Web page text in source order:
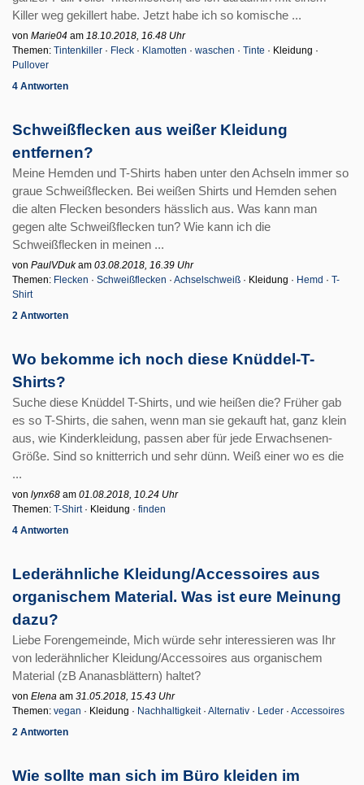
Killer weg gekillert habe. Jetzt habe ich so komische ...
von Marie04 am 18.10.2018, 16.48 Uhr
Themen: Tintenkiller · Fleck · Klamotten · waschen · Tinte · Kleidung ·
Pullover
4 Antworten
Schweißflecken aus weißer Kleidung
entfernen?
Meine Hemden und T-Shirts haben unter den Achseln immer so
graue Schweißflecken. Bei weißen Shirts und Hemden sehen
die alten Flecken besonders hässlich aus. Was kann man
gegen alte Schweißflecken tun? Wie kann ich die
Schweißflecken in meinen ...
von PaulVDukam 03.08.2018, 16.39 Uhr
Themen: Flecken · Schweißflecken · Achselschweiß · Kleidung · Hemd · T-
Shirt
2 Antworten
Wo bekomme ich noch diese Knüddel-T-
Shirts?
Suche diese Knüddel T-Shirts, und wie heißen die? Früher gab
es so T-Shirts, die sahen, wenn man sie gekauft hat, ganz klein
aus, wie Kinderkleidung, passen aber für jede Erwachsenen-
Größe. Sind so knitterrich und sehr dünn. Weiß einer wo es die
...
von lynx68 am 01.08.2018, 10.24 Uhr
Themen: T-Shirt· Kleidung · finden
4 Antworten
Lederähnliche Kleidung/Accessoires aus
organischem Material. Was ist eure Meinung
dazu?
Liebe Forengemeinde, Mich würde sehr interessieren was Ihr
von lederähnlicher Kleidung/Accessoires aus organischem
Material (zB Ananasblättern) haltet?
von Elena am 31.05.2018, 15.43 Uhr
Themen: vegan · Kleidung · Nachhaltigkeit· Alternativ · Leder · Accessoires
2 Antworten
Wie sollte man sich im Büro kleiden im